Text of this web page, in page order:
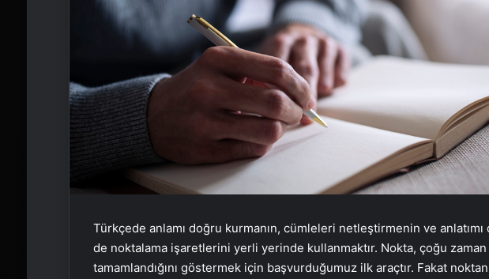
Türkçede anlamı doğru kurmanın, cümleleri netleştirmenin ve
de noktalama işaretlerini yerli yerinde kullanmaktır. Nokta, çoğu zaman
tamamlandığını göstermek için başvurduğumuz ilk araçtır. Fakat